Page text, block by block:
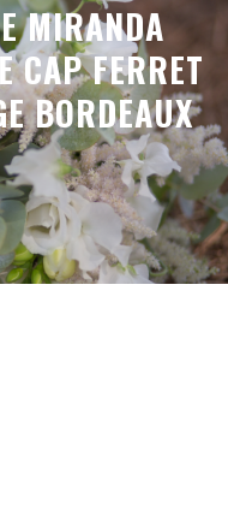
MIRANDA
CAP FERRET
BORDEAUX